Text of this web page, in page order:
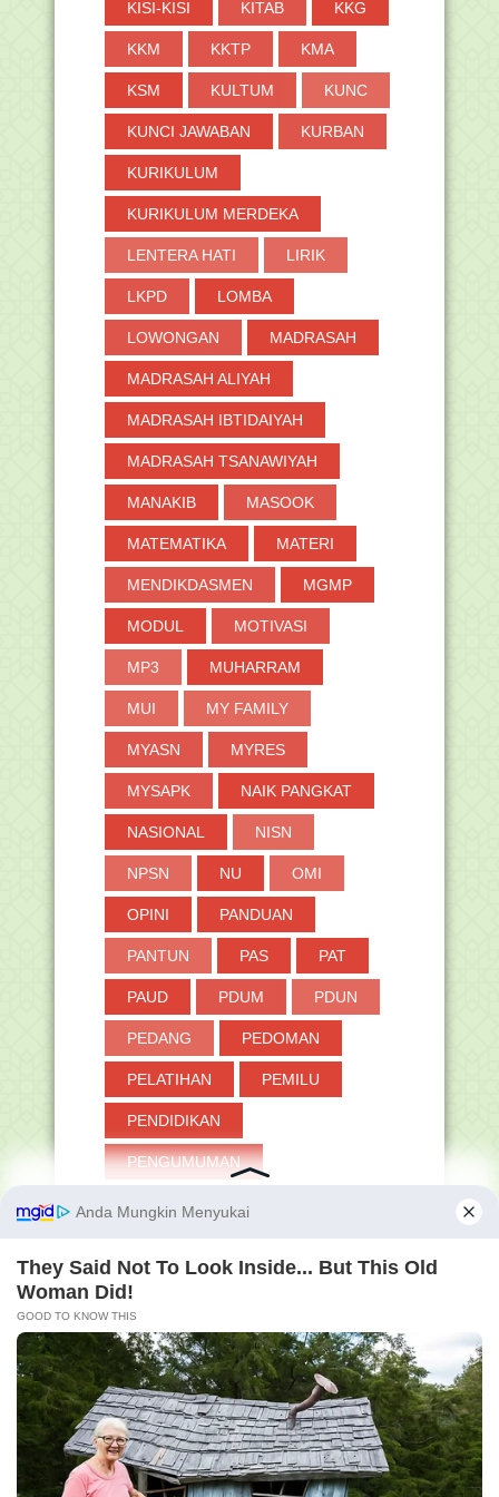
2019(691)
2018(264)
►2017(371)
►2016(2)
KISI-KISI KITAB KKG
KKM KKTP KMA
KSM KULTUM KUNC
KUNCI JAWABAN KURBAN
KURIKULUM
KURIKULUM MERDEKA
LENTERA HATI LIRIK
LKPD LOMBA
LOWONGAN MADRASAH
MADRASAH ALIYAH
MADRASAH IBTIDAIYAH
MADRASAH TSANAWIYAH
MANAKIB MASOOK
MATEMATIKA MATERI
MENDIKDASMEN MGMP
MODUL MOTIVASI
MP3 MUHARRAM
MUI MY FAMILY
MYASN MYRES
MYSAPK NAIK PANGKAT
NASIONAL NISN
NPSN NU OMI
OPINI PANDUAN
PANTUN PAS PAT
PAUD PDUM PDUN
PEDANG PEDOMAN
PELATIHAN PEMILU
PENDIDIKAN
PENGUMUMAN
PERANGKAT LAINNYA
PESANTREN
PJOK PKB PKKM
PLPG PNS
POKJAWAS POLITIK
PPDB PPG PPPK